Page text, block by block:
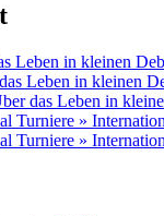
Leben in kleinen
Leben in kleinen
das Leben in
Turniere »
Turniere »